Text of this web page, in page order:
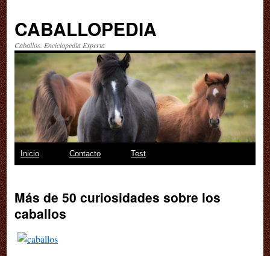
CABALLOPEDIA
Caballos. Enciclopedia Experta
Saltar
contenido
Inicio Contacto Test
Más de 50 curiosidades sobre los
caballos